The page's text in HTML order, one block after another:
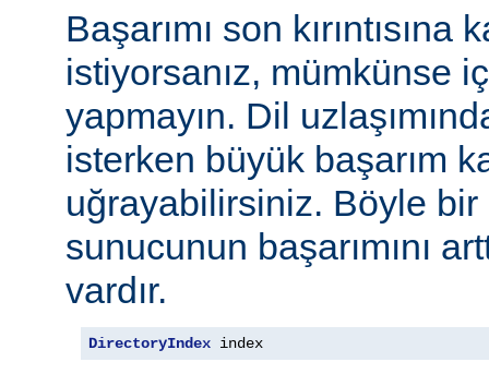
Başarımı son kırıntısına
istiyorsanız, mümkünse
yapmayın. Dil
isterken büyük başarım
uğrayabilirsiniz. Böyle bir
sunucunun başarımını
vardır.
DirectoryIndex index